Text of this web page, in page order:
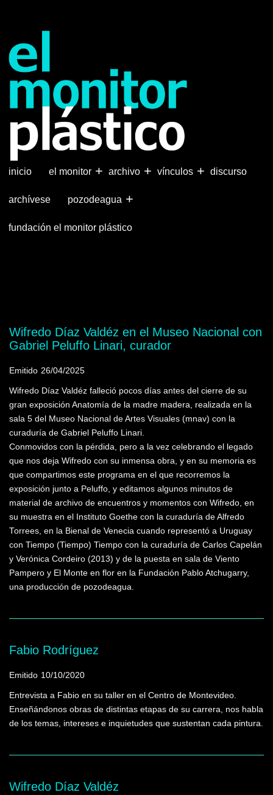
principal
inicio +
el monitor +
archivo +
vínculos discurso
archívese +
pozodeagua
fundación el monitor plástico
Wifredo Díaz Valdéz en el Museo Nacional con
Gabriel Peluffo Linari, curador
Emitido 26/04/2025
Wifredo Díaz Valdéz falleció pocos días antes del cierre de su
gran exposición Anatomía de la madre madera, realizada en la
sala 5 del Museo Nacional de Artes Visuales (mnav) con la
curaduría de Gabriel Peluffo Linari.
Conmovidos con la pérdida, pero a la vez celebrando el legado
que nos deja Wifredo con su inmensa obra, y en su memoria es
que compartimos este programa en el que recorremos la
exposición junto a Peluffo, y editamos algunos minutos de
material de archivo de encuentros y momentos con Wifredo, en
su muestra en el Instituto Goethe con la curaduría de Alfredo
Torrees, en la Bienal de Venecia cuando representó a Uruguay
con Tiempo (Tiempo) Tiempo con la curaduría de Carlos Capelán
y Verónica Cordeiro (2013) y de la puesta en sala de Viento
Pampero y El Monte en flor en la Fundación Pablo Atchugarry,
una producción de pozodeagua.
Fabio Rodríguez
Emitido 10/10/2020
Entrevista a Fabio en su taller en el Centro de Montevideo.
Enseñándonos obras de distintas etapas de su carrera, nos habla
de los temas, intereses e inquietudes que sustentan cada pintura.
Wifredo Díaz Valdéz